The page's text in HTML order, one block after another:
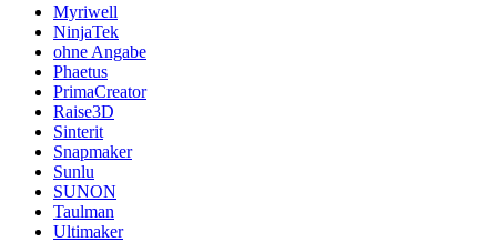
Myriwell
NinjaTek
ohne Angabe
Phaetus
PrimaCreator
Raise3D
Sinterit
Snapmaker
Sunlu
SUNON
Taulman
Ultimaker